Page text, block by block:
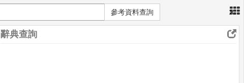
×
參考資料查詢
辭典查詢